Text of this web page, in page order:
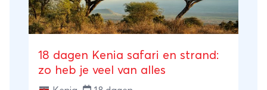
18 dagen Kenia safari en strand:
zo heb je veel van alles